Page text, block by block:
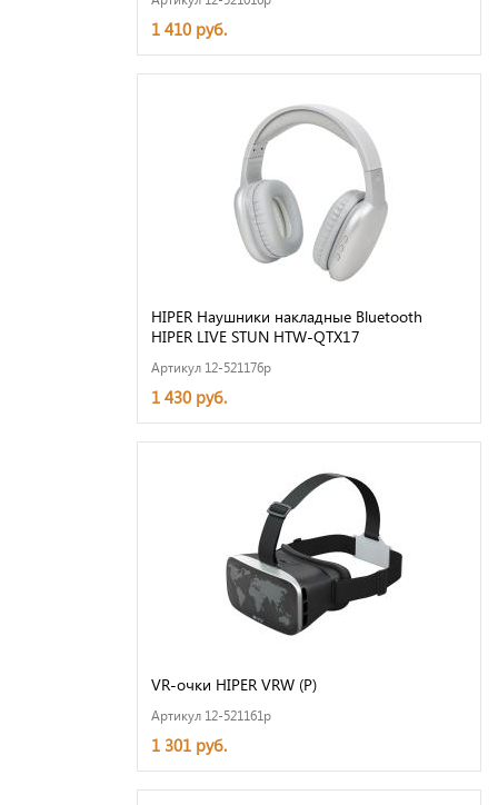
1 410 руб.
HIPER Наушники накладные Bluetooth
HIPER LIVE STUN HTW-QTX17
Артикул 12-521176p
1 430 руб.
VR-очки HIPER VRW (P)
Артикул 12-521161p
1 301 руб.